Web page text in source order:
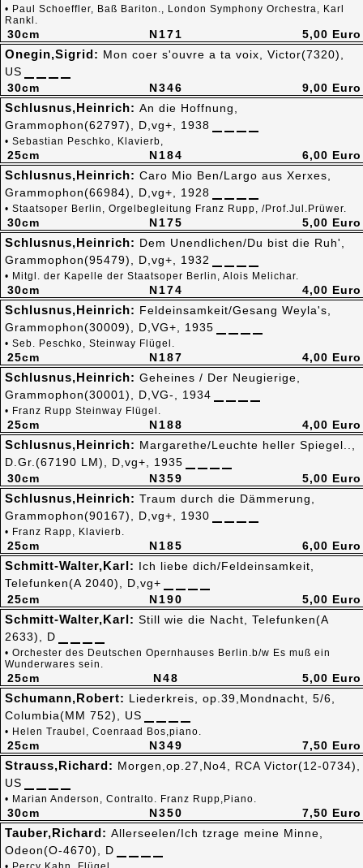
N171
30cm
• Paul Schoeffler, Baß Bariton., London Symphony Orchestra, Karl
Rankl.
5,00 Euro
N346
30cm
Onegin,Sigrid: Mon coer s'ouvre a ta voix, Victor(7320),
US
9,00 Euro
N184
25cm
Schlusnus,Heinrich: An die Hoffnung,
Grammophon(62797), D,vg+, 1938
• Sebastian Peschko, Klavierb,
6,00 Euro
N175
30cm
Schlusnus,Heinrich: Caro Mio Ben/Largo aus Xerxes,
Grammophon(66984), D,vg+, 1928
• Staatsoper Berlin, Orgelbegleitung Franz Rupp, /Prof.Jul.Prüwer.
5,00 Euro
N174
30cm
Schlusnus,Heinrich: Dem Unendlichen/Du bist die Ruh',
Grammophon(95479), D,vg+, 1932
• Mitgl. der Kapelle der Staatsoper Berlin, Alois Melichar.
4,00 Euro
N187
25cm
Schlusnus,Heinrich: Feldeinsamkeit/Gesang Weyla's,
Grammophon(30009), D,VG+, 1935
• Seb. Peschko, Steinway Flügel.
4,00 Euro
N188
25cm
Schlusnus,Heinrich: Geheines / Der Neugierige,
Grammophon(30001), D,VG-, 1934
• Franz Rupp Steinway Flügel.
4,00 Euro
N359
30cm
Schlusnus,Heinrich: Margarethe/Leuchte heller Spiegel..,
D.Gr.(67190 LM), D,vg+, 1935
5,00 Euro
N185
25cm
Schlusnus,Heinrich: Traum durch die Dämmerung,
Grammophon(90167), D,vg+, 1930
• Franz Rapp, Klavierb.
6,00 Euro
N190
25cm
Schmitt-Walter,Karl: Ich liebe dich/Feldeinsamkeit,
Telefunken(A 2040), D,vg+
5,00 Euro
N48
25cm
Schmitt-Walter,Karl: Still wie die Nacht, Telefunken(A
2633), D
• Orchester des Deutschen Opernhauses Berlin.b/w Es muß ein
Wunderwares sein.
5,00 Euro
N349
25cm
Schumann,Robert: Liederkreis, op.39,Mondnacht, 5/6,
Columbia(MM 752), US
• Helen Traubel, Coenraad Bos,piano.
7,50 Euro
N350
30cm
Strauss,Richard: Morgen,op.27,No4, RCA Victor(12-0734),
US
• Marian Anderson, Contralto. Franz Rupp,Piano.
7,50 Euro
Tauber,Richard: Allerseelen/Ich tzrage meine Minne,
Odeon(O-4670), D